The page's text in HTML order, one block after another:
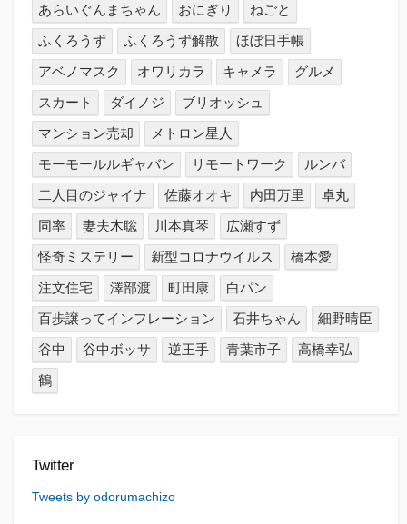
あらいぐんまちゃん
おにぎり
ねごと
ふくろうず
ふくろうず解散
ほぼ日手帳
アベノマスク
オワリカラ キャメラ
グルメ
スカート
ダイノジ
ブリオッシュ
マンション売却
メトロン星人
モーモールルギャバン
リモートワーク
ルンバ
二人目のジャイナ
佐藤オオキ 内田万里
卓丸
同率
妻夫木聡 川本真琴
広瀬すず
怪奇ミステリー
新型コロナウイルス
橋本愛
注文住宅
澤部渡 町田康
白パン
百歩譲ってインフレーション
石井ちゃん
細野晴臣
谷中
谷中ボッサ 逆王手 青葉市子
高橋幸弘
鶴
Twitter
Tweets by odorumachizo